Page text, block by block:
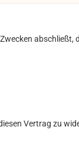
Vertrag zu